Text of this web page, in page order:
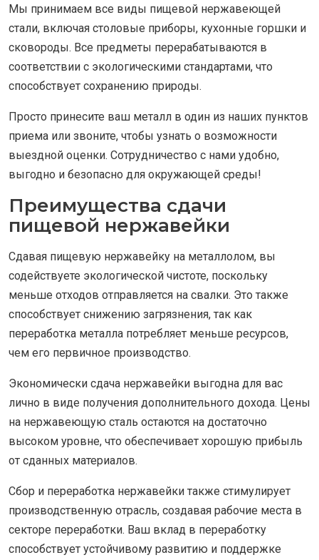
Мы принимаем все виды пищевой нержавеющей
стали, включая столовые приборы, кухонные горшки и
сковороды. Все предметы перерабатываются в
соответствии с экологическими стандартами, что
способствует сохранению природы.
Просто принесите ваш металл в один из наших пунктов
приема или звоните, чтобы узнать о возможности
выездной оценки. Сотрудничество с нами удобно,
выгодно и безопасно для окружающей среды!
Преимущества сдачи
пищевой нержавейки
Сдавая пищевую нержавейку на металлолом, вы
содействуете экологической чистоте, поскольку
меньше отходов отправляется на свалки. Это также
способствует снижению загрязнения, так как
переработка металла потребляет меньше ресурсов,
чем его первичное производство.
Экономически сдача нержавейки выгодна для вас
лично в виде получения дополнительного дохода. Цены
на нержавеющую сталь остаются на достаточно
высоком уровне, что обеспечивает хорошую прибыль
от сданных материалов.
Сбор и переработка нержавейки также стимулирует
производственную отрасль, создавая рабочие места в
секторе переработки. Ваш вклад в переработку
способствует устойчивому развитию и поддержке